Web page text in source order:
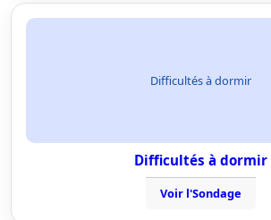
Difficultés à dormir
Difficultés à dormir
Voir l'Sondage